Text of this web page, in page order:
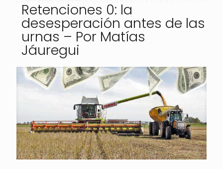
Retenciones 0: la
desesperación antes de las
urnas – Por Matías
Jáuregui